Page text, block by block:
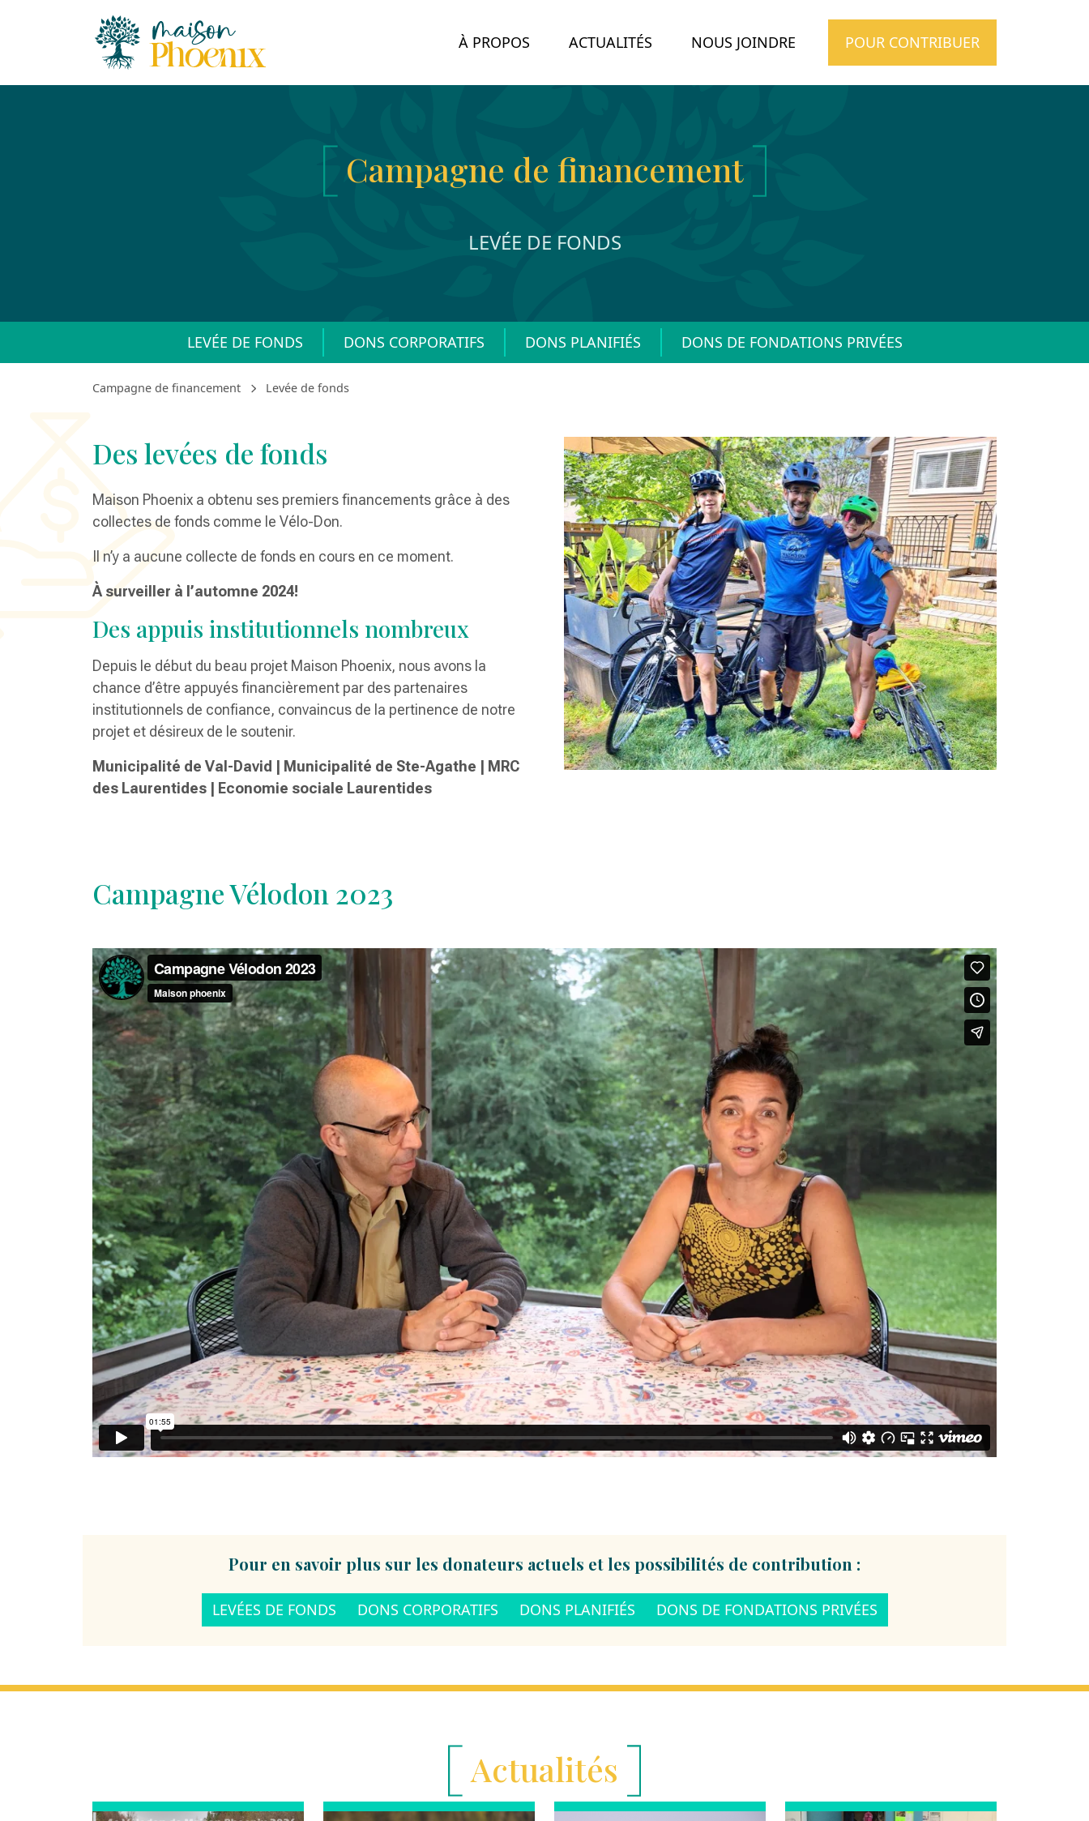
À PROPOS ACTUALITÉS NOUS JOINDRE POUR CONTRIBUER
Campagne de financement
LEVÉE DE FONDS
LEVÉE DE FONDS DONS CORPORATIFS DONS PLANIFIÉS DONS DE FONDATIONS PRIVÉES
Campagne de financement Levée de fonds
Des levées de fonds
Maison Phoenix a obtenu ses premiers financements grâce à des
collectes de fonds comme le Vélo-Don.
Il n’y a aucune collecte de fonds en cours en ce moment.
À surveiller à l’automne 2024!
Des appuis institutionnels nombreux
Depuis le début du beau projet Maison Phoenix, nous avons la
chance d’être appuyés financièrement par des partenaires
institutionnels de confiance, convaincus de la pertinence de notre
projet et désireux de le soutenir.
Municipalité de Val-David | Municipalité de Ste-Agathe | MRC
des Laurentides | Economie sociale Laurentides
Campagne Vélodon 2023
Pour en savoir plus sur les donateurs actuels et les possibilités de contribution :
LEVÉES DE FONDS DONS CORPORATIFS DONS PLANIFIÉS DONS DE FONDATIONS PRIVÉES
Actualités